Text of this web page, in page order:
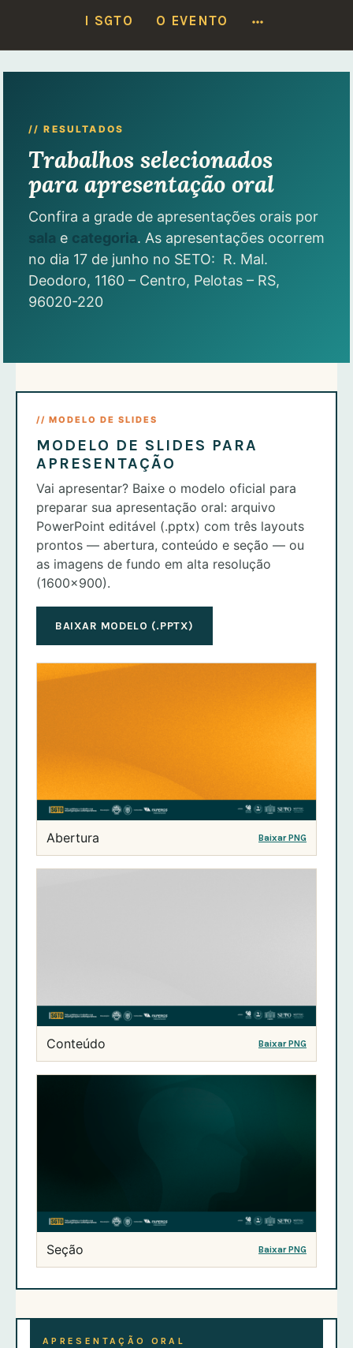
I SGTO O EVENTO
// RESULTADOS
Trabalhos selecionados
para apresentação oral
Confira a grade de apresentações orais por
sala e categoria. As apresentações ocorrem
no dia 17 de junho no SETO: R. Mal.
Deodoro, 1160 – Centro, Pelotas – RS,
96020-220
// MODELO DE SLIDES
MODELO DE SLIDES PARA
APRESENTAÇÃO
Vai apresentar? Baixe o modelo oficial para
preparar sua apresentação oral: arquivo
PowerPoint editável (.pptx) com três layouts
prontos — abertura, conteúdo e seção — ou
as imagens de fundo em alta resolução
(1600×900).
BAIXAR MODELO (.PPTX)
Abertura Baixar PNG
Conteúdo Baixar PNG
Seção Baixar PNG
APRESENTAÇÃO ORAL
Locais do I SGTO: 17/6 — SETO ·18 e 19/6 — Faculdade de Medicina
Ver programação